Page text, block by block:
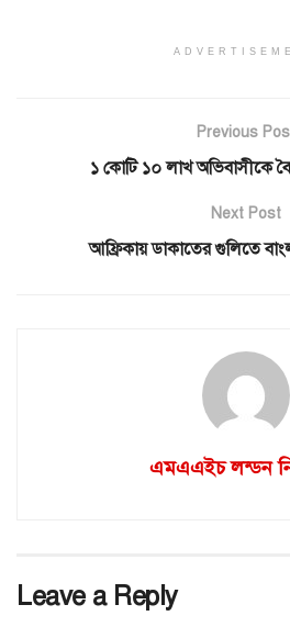
Previous
১ কোটি ১০ লাখ অভিবাসীকে
Next Post
আফ্রিকায় ডাকাতের গুলিতে
এমএএইচ লন্ডন
Leave a Reply